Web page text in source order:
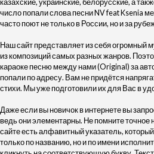
казахские, украинские, белорусские, а
число попали слова песни NV feat Ksenia
часто поют не только в России, но и за
Наш сайт представляет из себя огромный
из композиций самых разных жанров.
караоке песню между нами (Original) за
попали по адресу. Вам не придётся
стихи. Мы уже подготовили их для Вас в
Даже если вы новичок в интернете вы
ведь они элементарны. Не помните точное
сайте есть алфавитный указатель,
только по названию, но и по имени